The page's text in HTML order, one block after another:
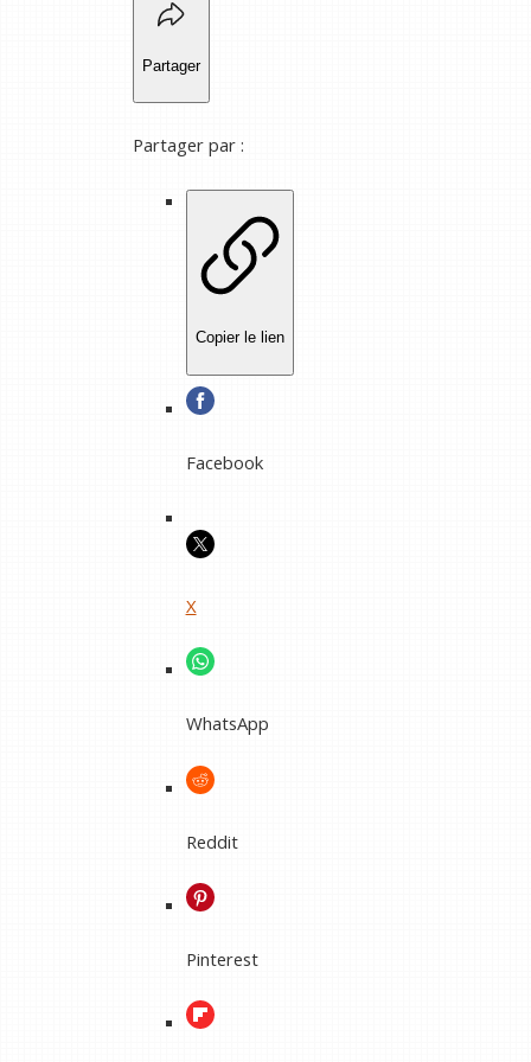
Partager
Partager par :
Copier le lien
Facebook
X
WhatsApp
Reddit
Pinterest